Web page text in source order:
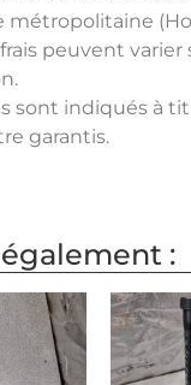
métropolitaine
peuvent varier
sont indiqués à
garantis.
: